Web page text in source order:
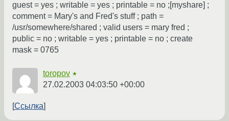
guest = yes ; writable = yes ; printable = no ;[myshare] ;
comment = Mary's and Fred's stuff ; path =
/usr/somewhere/shared ; valid users = mary fred ;
public = no ; writable = yes ; printable = no ; create
mask = 0765
toropov ★
27.02.2003 04:03:50 +00:00
Ссылка